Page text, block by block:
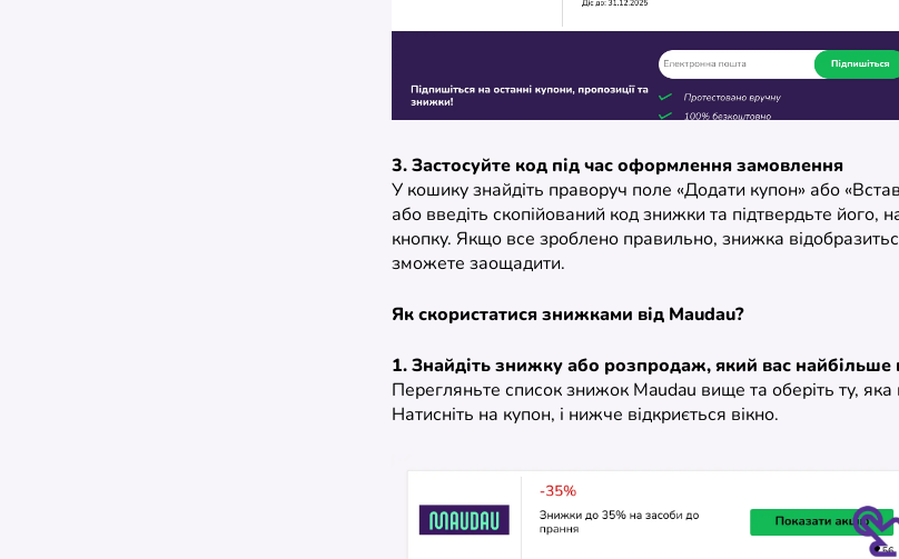
3. Застосуйте код під час оформлення замовлення
У кошику знайдіть праворуч поле «Додати купон» або
або введіть скопійований код знижки та підтвердьте його,
кнопку. Якщо все зроблено правильно, знижка
зможете заощадити.
Як скористатися знижками від Maudau?
1. Знайдіть знижку або розпродаж, який вас найбільше
Перегляньте список знижок Maudau вище та оберіть ту, яка
Натисніть на купон, і нижче відкриється вікно.